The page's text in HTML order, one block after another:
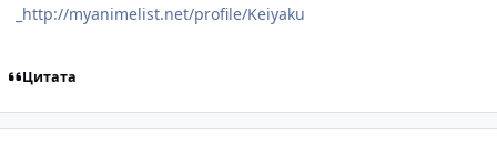
_http://myanimelist.net/profile/Keiyaku
Цитата